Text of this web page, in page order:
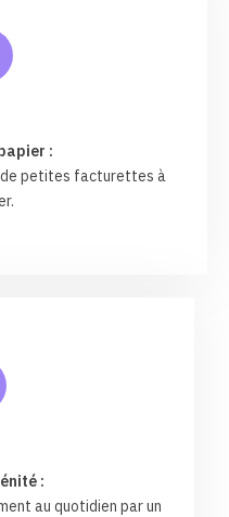
:
de petites facturettes à
:
au quotidien par un